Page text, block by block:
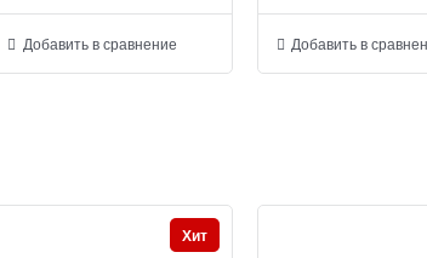
Добавить в сравнение Добавить в
Хит